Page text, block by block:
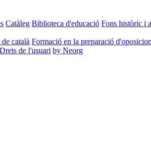
Catàleg Biblioteca d'educació Fons històric i
català Formació en la preparació
Drets de l'usuari by Neorg